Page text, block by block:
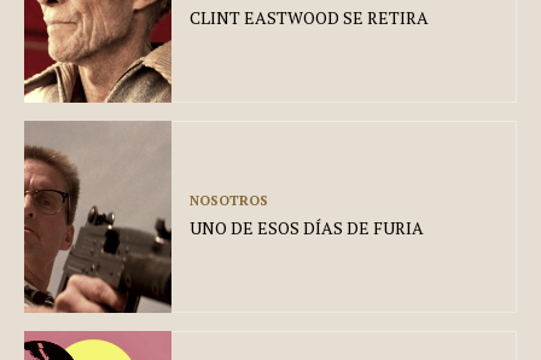
CLINT EASTWOOD SE RETIRA
NOSOTROS
UNO DE ESOS DÍAS DE FURIA